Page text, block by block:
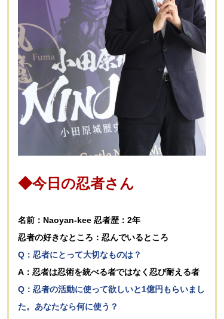
◆今日の忍者さん
名前：Naoyan-kee 忍者歴：2年
忍者の好きなところ：忍んでいるところ
Q：忍者にとって大切なものは？
A：忍者は忍術を統べる者ではなく忍び耐える者
Q：忍者の活動に使って欲しいと1億円もらいまし
た。あなたなら何に使う？